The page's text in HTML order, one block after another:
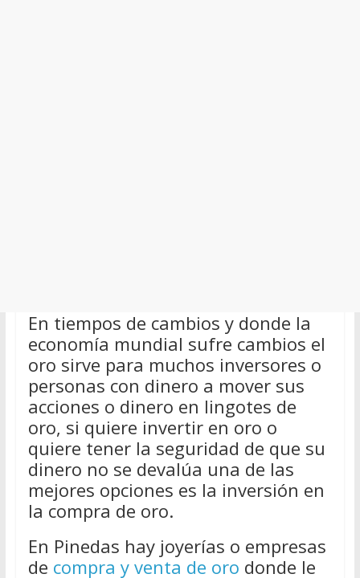
En tiempos de cambios y donde la
economía mundial sufre cambios el
oro sirve para muchos inversores o
personas con dinero a mover sus
acciones o dinero en lingotes de
oro, si quiere invertir en oro o
quiere tener la seguridad de que su
dinero no se devalúa una de las
mejores opciones es la inversión en
la compra de oro.
En Pinedas hay joyerías o empresas
de compra y venta de oro donde le